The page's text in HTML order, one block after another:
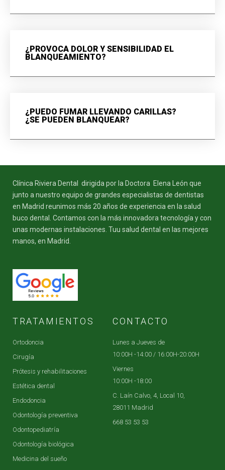
¿PROVOCA DOLOR Y SENSIBILIDAD EL
BLANQUEAMIENTO?
¿PUEDO FUMAR LLEVANDO CARILLAS?
¿SE PUEDEN BLANQUEAR?
Clínica Riviera Dental dirigida por la Doctora Elena León que
junto a nuestro equipo de grandes especialistas de dentistas
en Madrid reunimos más 20 años de experiencia en la salud
buco dental. Contamos con la más innovadora tecnología y con
unas modernas instalaciones. Tuu salud dental en las mejores
manos, en Madrid.
TRATAMIENTOS
Ortodoncia
Cirugía
Prótesis y rehabilitaciones
Estética dental
Endodoncia
Odontología preventiva
Odontopediatría
Odontología biológica
Medicina del sueño
CONTACTO
Lunes a Jueves de
10:00H -14:00 / 16:00H-20:00H
Viernes
10:00H -18:00
C. Laín Calvo, 4, Local 10,
28011 Madrid
668 53 53 53